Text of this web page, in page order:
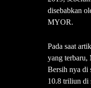
disebabkan
MYOR.
Pada saat
yang terbaru,
Bersih nya di
10.8 triliun di